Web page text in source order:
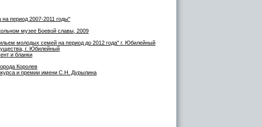
на период 2007-2011 годы"
музее Боевой славы, 2009
молодых семей на период до 2012 года" г. Юбилейный
г. Юбилейный
и бланки
Королев
и премии имени С.Н. Дурылина